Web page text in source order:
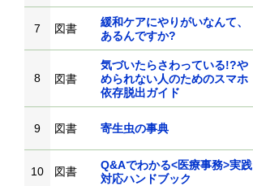
7 図書
緩和ケアにやりがいなんて、
あるんですか?
8 図書
気づいたらさわっている!?や
められない人のためのスマホ
依存脱出ガイド
9 図書 寄生虫の事典
10 図書
Q&Aでわかる<医療事務>実践
対応ハンドブック